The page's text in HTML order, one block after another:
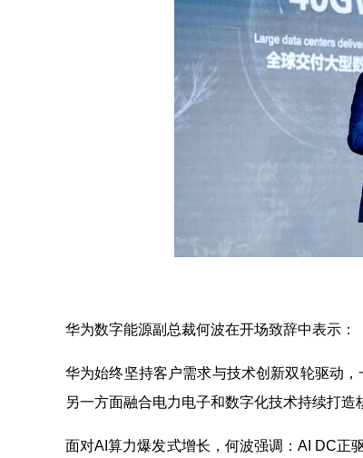
华为数字能源副总裁何波在开场致辞中表示：
华为始终坚持客户需求与技术创新双轮驱动
另一方面融合电力电子和数字化技术持续打造
面对AI算力爆发式增长，何波强调：AI DC正